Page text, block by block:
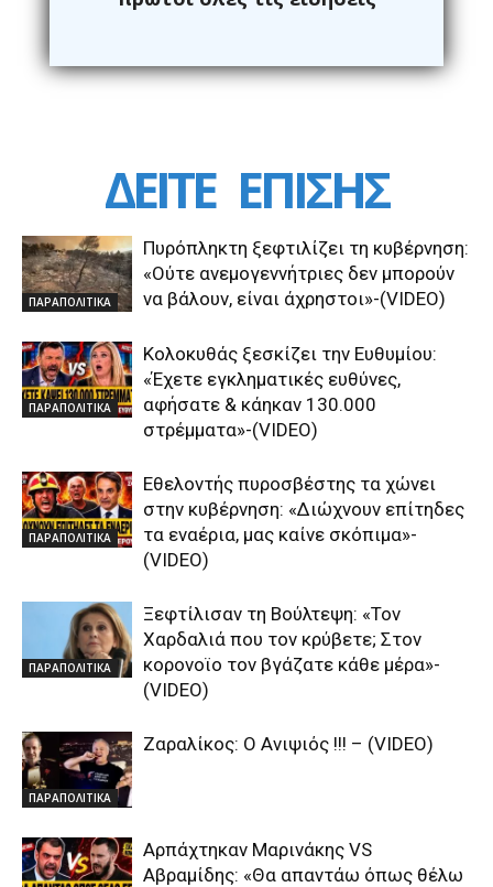
ΔΕΙΤΕ ΕΠΙΣΗΣ
ΠΑΡΑΠΟΛΙΤΙΚΑ
Πυρόπληκτη ξεφτιλίζει τη κυβέρνηση:
«Ούτε ανεμογεννήτριες δεν μπορούν
να βάλουν, είναι άχρηστοι»-(VIDEO)
ΠΑΡΑΠΟΛΙΤΙΚΑ
Κολοκυθάς ξεσκίζει την Ευθυμίου:
«Έχετε εγκληματικές ευθύνες,
αφήσατε & κάηκαν 130.000
στρέμματα»-(VIDEO)
ΠΑΡΑΠΟΛΙΤΙΚΑ
Εθελοντής πυροσβέστης τα χώνει
στην κυβέρνηση: «Διώχνουν επίτηδες
τα εναέρια, μας καίνε σκόπιμα»-
(VIDEO)
ΠΑΡΑΠΟΛΙΤΙΚΑ
Ξεφτίλισαν τη Βούλτεψη: «Τον
Χαρδαλιά που τον κρύβετε; Στον
κορονοϊο τον βγάζατε κάθε μέρα»-
(VIDEO)
ΠΑΡΑΠΟΛΙΤΙΚΑ
Ζαραλίκος: O Ανιψιός !!! – (VIDEO)
Αρπάχτηκαν Μαρινάκης VS
Αβραμίδης: «Θα απαντάω όπως θέλω